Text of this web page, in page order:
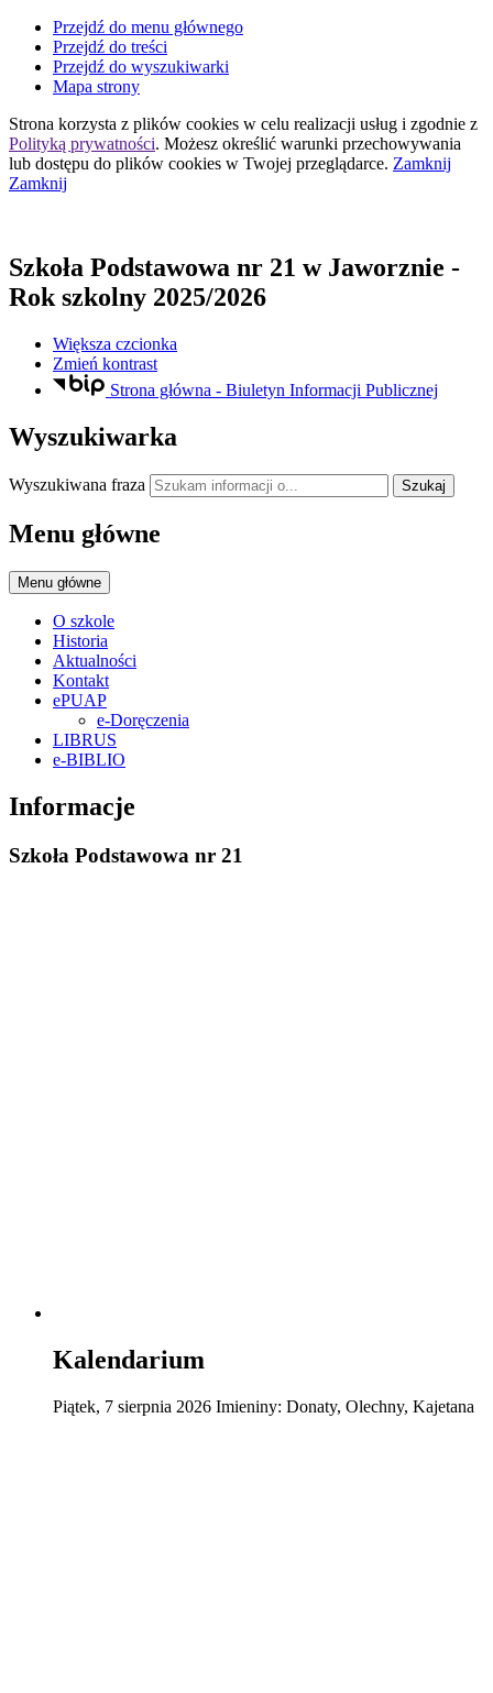
Przejdź do menu głównego
Przejdź do treści
Przejdź do wyszukiwarki
Mapa strony
Strona korzysta z plików cookies w celu realizacji usług i zgodnie z
Polityką prywatności. Możesz określić warunki przechowywania
lub dostępu do plików cookies w Twojej przeglądarce. Zamknij
Zamknij
Szkoła Podstawowa nr 21 w Jaworznie -
Rok szkolny 2025/2026
Większa czcionka
Zmień kontrast
Strona główna - Biuletyn Informacji Publicznej
Wyszukiwarka
Wyszukiwana fraza Szukaj
Menu główne
Menu główne
O szkole
Historia
Aktualności
Kontakt
ePUAP
e-Doręczenia
LIBRUS
e-BIBLIO
Informacje
Szkoła Podstawowa nr 21
Kalendarium
Piątek, 7 sierpnia 2026 Imieniny: Donaty, Olechny, Kajetana